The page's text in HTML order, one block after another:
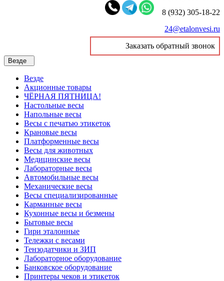
8 (932) 305-18-22
24@etalonvesi.ru
Заказать обратный звонок
Везде
Везде
Акционные товары
ЧЁРНАЯ ПЯТНИЦА!
Настольные весы
Напольные весы
Весы с печатью этикеток
Крановые весы
Платформенные весы
Весы для животных
Медицинские весы
Лабораторные весы
Автомобильные весы
Механические весы
Весы специализированные
Карманные весы
Кухонные весы и безмены
Бытовые весы
Гири эталонные
Тележки с весами
Тензодатчики и ЗИП
Лабораторное оборудование
Банковское оборудование
Принтеры чеков и этикеток